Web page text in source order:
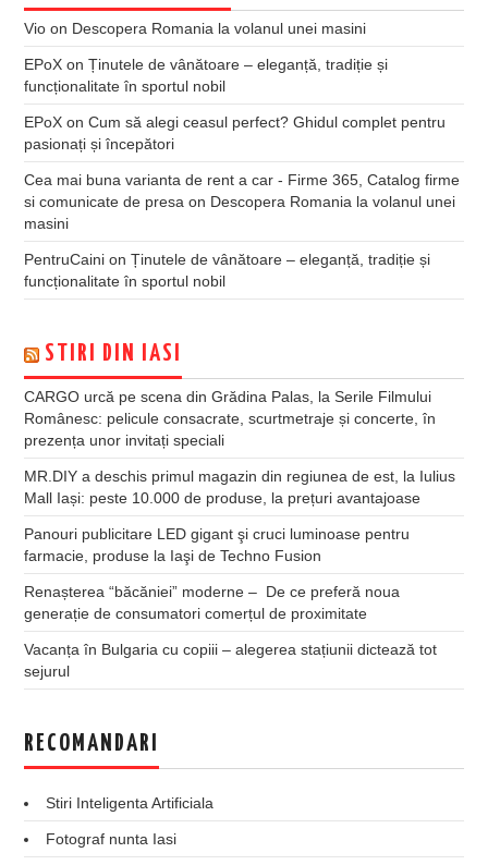
Vio on Descopera Romania la volanul unei masini
EPoX onȚinutele de vânătoare – eleganță, tradiție și
funcționalitate în sportul nobil
EPoX onCum să alegi ceasul perfect? Ghidul complet pentru
pasionați și începători
Cea mai buna varianta de rent a car - Firme 365, Catalog firme
si comunicate de presa on Descopera Romania la volanul unei
masini
PentruCaini onȚinutele de vânătoare – eleganță, tradiție și
funcționalitate în sportul nobil
STIRI DIN IASI
CARGO urcă pe scena din Grădina Palas, la Serile Filmului
Românesc: pelicule consacrate, scurtmetraje și concerte, în
prezența unor invitați speciali
MR.DIY a deschis primul magazin din regiunea de est, la Iulius
Mall Iași: peste 10.000 de produse, la prețuri avantajoase
Panouri publicitare LED gigant şi cruci luminoase pentru
farmacie, produse la Iaşi de Techno Fusion
Renașterea “băcăniei” moderne – De ce preferă noua
generație de consumatori comerțul de proximitate
Vacanța în Bulgaria cu copiii – alegerea stațiunii dictează tot
sejurul
RECOMANDARI
Stiri Inteligenta Artificiala
Fotograf nunta Iasi